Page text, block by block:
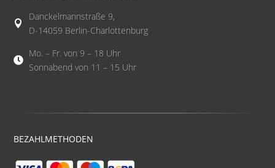

Danckelmannstraße 9,
D-14059 Berlin-Charlottenburg

Mo. – Fr. von 9 – 18 Uhr
Sonnabend von 11 – 15 Uhr
BEZAHLMETHODEN